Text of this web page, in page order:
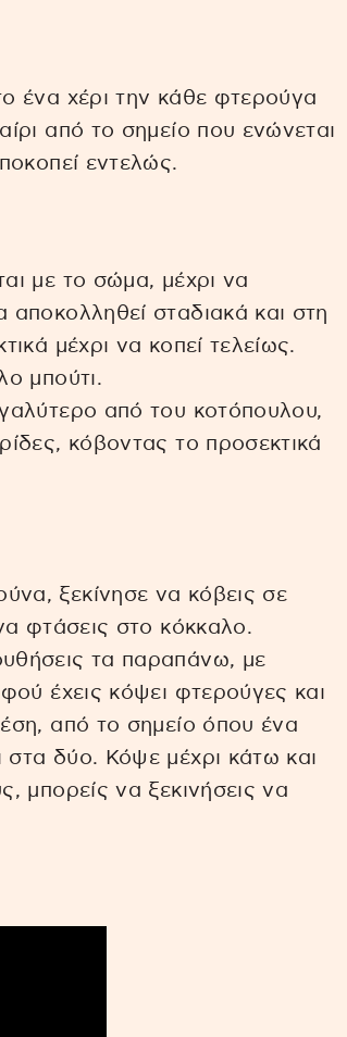
ένα χέρι την κάθε φτερούγα
από το σημείο που ενώνεται
εντελώς.
με το σώμα, μέχρι να
σταδιακά και στη
μέχρι να κοπεί τελείως.
μπούτι.
από του κοτόπουλου,
κόβοντας το προσεκτικά
ξεκίνησε να κόβεις σε
φτάσεις στο κόκκαλο.
τα παραπάνω, με
έχεις κόψει φτερούγες και
από το σημείο όπου ένα
στα δύο. Κόψε μέχρι κάτω και
μπορείς να ξεκινήσεις να